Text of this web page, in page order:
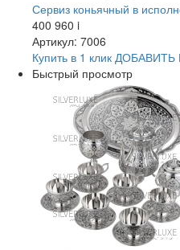
Сервиз коньячный в
400 960 i
Артикул: 7006
Купить в 1 клик ДОБАВИТЬ
Быстрый просмотр